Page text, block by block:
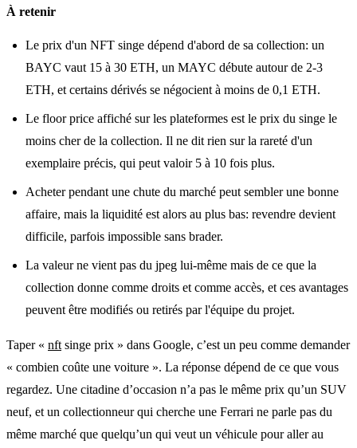
À retenir
Le prix d'un NFT singe dépend d'abord de sa collection: un
BAYC vaut 15 à 30 ETH, un MAYC débute autour de 2-3
ETH, et certains dérivés se négocient à moins de 0,1 ETH.
Le floor price affiché sur les plateformes est le prix du singe le
moins cher de la collection. Il ne dit rien sur la rareté d'un
exemplaire précis, qui peut valoir 5 à 10 fois plus.
Acheter pendant une chute du marché peut sembler une bonne
affaire, mais la liquidité est alors au plus bas: revendre devient
difficile, parfois impossible sans brader.
La valeur ne vient pas du jpeg lui-même mais de ce que la
collection donne comme droits et comme accès, et ces avantages
peuvent être modifiés ou retirés par l'équipe du projet.
Taper « nft singe prix » dans Google, c’est un peu comme demander
« combien coûte une voiture ». La réponse dépend de ce que vous
regardez. Une citadine d’occasion n’a pas le même prix qu’un SUV
neuf, et un collectionneur qui cherche une Ferrari ne parle pas du
même marché que quelqu’un qui veut un véhicule pour aller au